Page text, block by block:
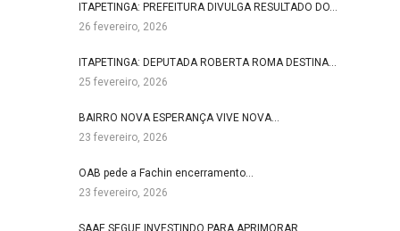
ITAPETINGA: PREFEITURA DIVULGA RESULTADO DO…
26 fevereiro, 2026
ITAPETINGA: DEPUTADA ROBERTA ROMA DESTINA…
25 fevereiro, 2026
BAIRRO NOVA ESPERANÇA VIVE NOVA…
23 fevereiro, 2026
OAB pede a Fachin encerramento…
23 fevereiro, 2026
SAAE SEGUE INVESTINDO PARA APRIMORAR…